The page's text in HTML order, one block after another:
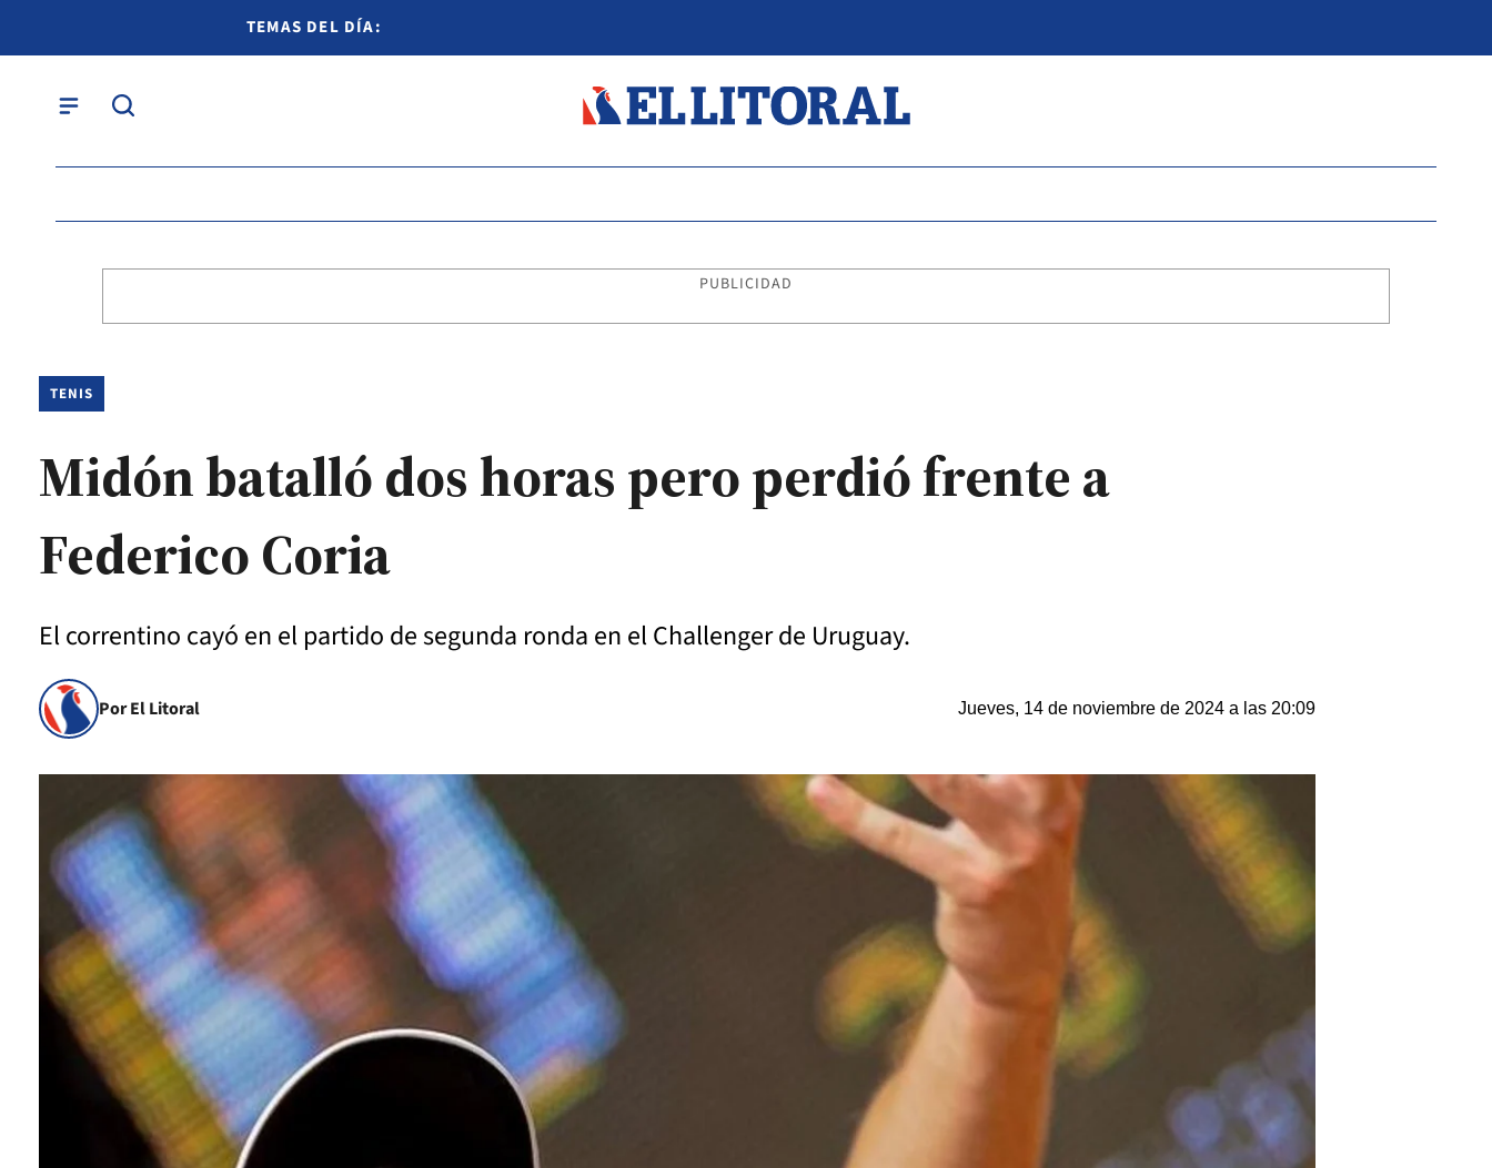
TEMAS DEL DÍA:
PUBLICIDAD
TENIS
Midón batalló dos horas pero perdió frente a
Federico Coria
El correntino cayó en el partido de segunda ronda en el Challenger de Uruguay.
Por El Litoral Jueves, 14 de noviembre de 2024 a las 20:09